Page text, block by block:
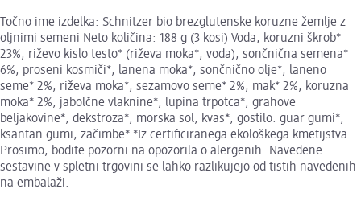
Točno ime izdelka: Schnitzer bio brezglutenske koruzne žemlje z
oljnimi semeni Neto količina: 188 g (3 kosi) Voda, koruzni škrob*
23%, riževo kislo testo* (riževa moka*, voda), sončnična semena*
6%, proseni kosmiči*, lanena moka*, sončnično olje*, laneno
seme* 2%, riževa moka*, sezamovo seme* 2%, mak* 2%, koruzna
moka* 2%, jabolčne vlaknine*, lupina trpotca*, grahove
beljakovine*, dekstroza*, morska sol, kvas*, gostilo: guar gumi*,
ksantan gumi, začimbe* *Iz certificiranega ekološkega kmetijstva
Prosimo, bodite pozorni na opozorila o alergenih. Navedene
sestavine v spletni trgovini se lahko razlikujejo od tistih navedenih
na embalaži.